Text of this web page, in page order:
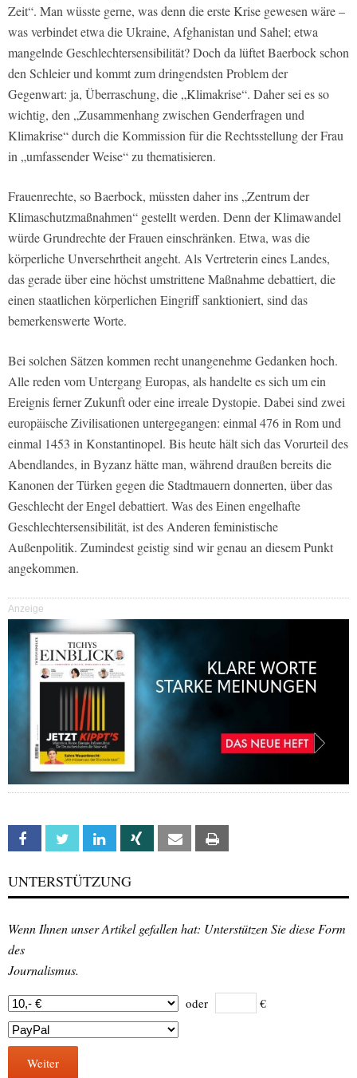
Zeit“. Man wüsste gerne, was denn die erste Krise gewesen wäre –
was verbindet etwa die Ukraine, Afghanistan und Sahel; etwa
mangelnde Geschlechtersensibilität? Doch da lüftet Baerbock schon
den Schleier und kommt zum dringendsten Problem der
Gegenwart: ja, Überraschung, die „Klimakrise“. Daher sei es so
wichtig, den „Zusammenhang zwischen Genderfragen und
Klimakrise“ durch die Kommission für die Rechtsstellung der Frau
in „umfassender Weise“ zu thematisieren.
Frauenrechte, so Baerbock, müssten daher ins „Zentrum der
Klimaschutzmaßnahmen“ gestellt werden. Denn der Klimawandel
würde Grundrechte der Frauen einschränken. Etwa, was die
körperliche Unversehrtheit angeht. Als Vertreterin eines Landes,
das gerade über eine höchst umstrittene Maßnahme debattiert, die
einen staatlichen körperlichen Eingriff sanktioniert, sind das
bemerkenswerte Worte.
Bei solchen Sätzen kommen recht unangenehme Gedanken hoch.
Alle reden vom Untergang Europas, als handelte es sich um ein
Ereignis ferner Zukunft oder eine irreale Dystopie. Dabei sind zwei
europäische Zivilisationen untergegangen: einmal 476 in Rom und
einmal 1453 in Konstantinopel. Bis heute hält sich das Vorurteil des
Abendlandes, in Byzanz hätte man, während draußen bereits die
Kanonen der Türken gegen die Stadtmauern donnerten, über das
Geschlecht der Engel debattiert. Was des Einen engelhafte
Geschlechtersensibilität, ist des Anderen feministische
Außenpolitik. Zumindest geistig sind wir genau an diesem Punkt
angekommen.
Anzeige
Facebook Twitter Linkedin Xing Email
UNTERSTÜTZUNG
Wenn Ihnen unser Artikel gefallen hat: Unterstützen Sie diese Form
des
Journalismus.
oder €
Weiter